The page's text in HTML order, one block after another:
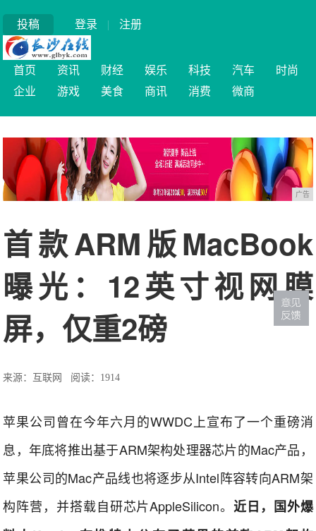
投稿 登录 | 注册
首页 资讯 财经 娱乐 科技 汽车
时尚
企业
游戏 美食 商讯 消费 微商
广告
首款ARM版MacBook
曝光：12英寸视网膜
屏，仅重2磅
来源：互联网 阅读：1914
苹果公司曾在今年六月的WWDC上宣布了一个重磅消
息，年底将推出基于ARM架构处理器芯片的Mac产品，
苹果公司的Mac产品线也将逐步从Intel阵容转向ARM架
构阵营，并搭载自研芯片AppleSilicon。 近日，国外爆